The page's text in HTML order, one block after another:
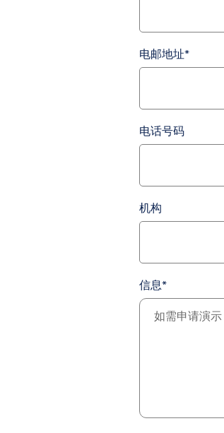
电邮地址*
电话号码
机构
信息*